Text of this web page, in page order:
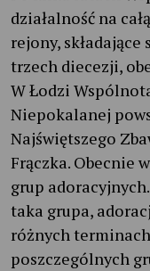
działalność na
rejony, składające
trzech diecezji,
W Łodzi
Niepokalanej
Najświętszego
Frączka. Obecnie
grup
taka grupa,
różnych
poszczególnych